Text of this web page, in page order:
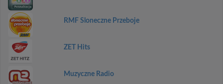
RMF Sloneczne Przeboje
ZET Hits
Muzyczne Radio